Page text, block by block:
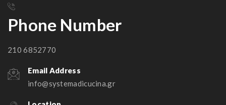
Phone Number
210 6852770
Email Address
info@systemadicucina.gr